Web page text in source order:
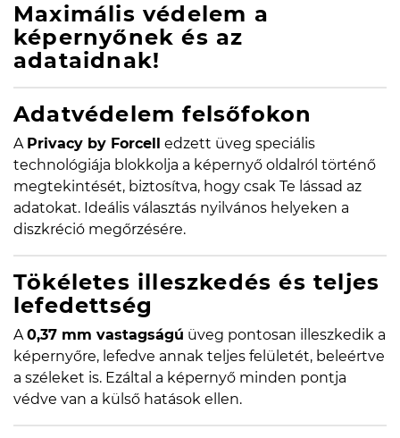
Maximális védelem a
képernyőnek és az
adataidnak!
Adatvédelem felsőfokon
A Privacy by Forcell
edzett üveg speciális
technológiája blokkolja a képernyő oldalról történő
megtekintését, biztosítva, hogy csak Te lássad az
adatokat. Ideális választás nyilvános helyeken a
diszkréció megőrzésére.
Tökéletes illeszkedés és teljes
lefedettség
A0,37 mm vastagságú üveg pontosan illeszkedik a
képernyőre, lefedve annak teljes felületét, beleértve
a széleket is. Ezáltal a képernyő minden pontja
védve van a külső hatások ellen.